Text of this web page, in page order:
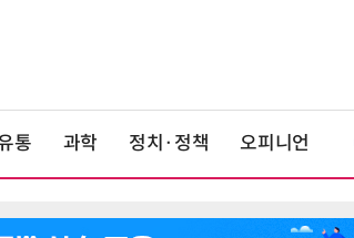
통 과학 정치·정책 오피니언